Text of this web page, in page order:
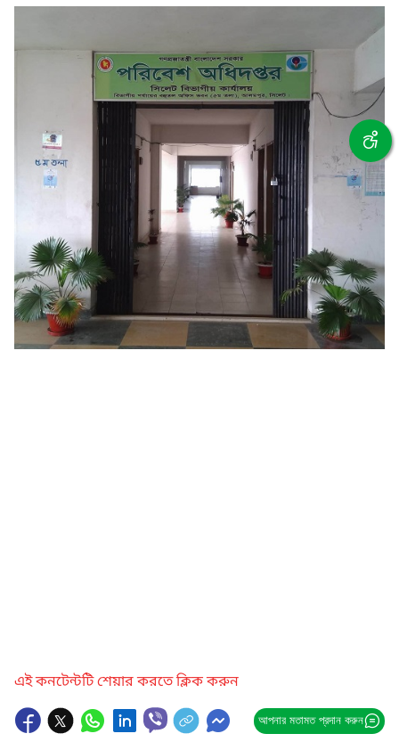
এই কনটেন্টটি শেয়ার করতে ক্লিক করুন
আপনার মতামত প্রদান করুন